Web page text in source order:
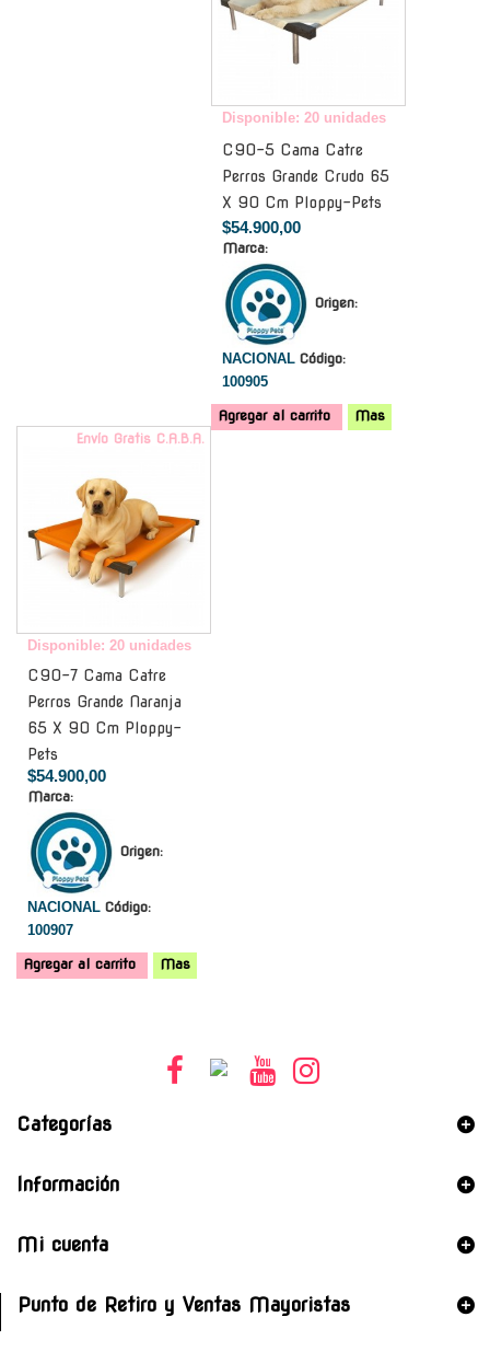
Disponible: 20 unidades
C90-5 Cama Catre
Perros Grande Crudo 65
X 90 Cm Ploppy-Pets
$54.900,00
Marca:
Origen:
NACIONAL Código:
100905
Agregar al carrito
Mas
Envío Gratis C.A.B.A.
Disponible: 20 unidades
C90-7 Cama Catre
Perros Grande Naranja
65 X 90 Cm Ploppy-
Pets
$54.900,00
Marca:
Origen:
NACIONAL Código:
100907
Agregar al carrito Mas
Categorías
Información
Mi cuenta
Punto de Retiro y Ventas Mayoristas